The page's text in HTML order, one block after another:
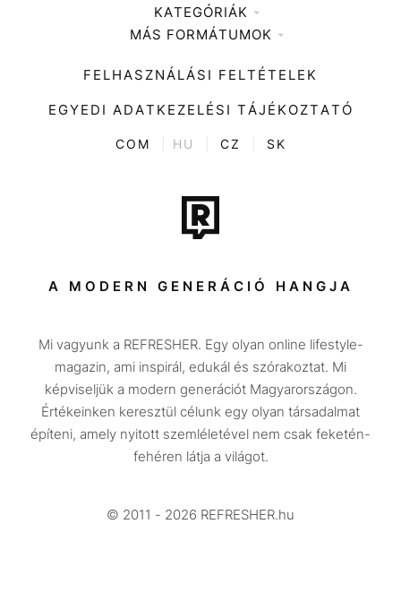
Médiaajánlat
KATEGÓRIÁK
Zene
Divat
Kultúra
ENTR
Tech-Tudomány
Sport
Társadalom
Utazás
Életmód
Design
Beszélgetések
Videó
MÁS FORMÁTUMOK
FELHASZNÁLÁSI FELTÉTELEK
EGYEDI ADATKEZELÉSI TÁJÉKOZTATÓ
COM HU CZ SK
A MODERN GENERÁCIÓ HANGJA
Mi vagyunk a REFRESHER. Egy olyan online lifestyle-
magazin, ami inspirál, edukál és szórakoztat. Mi
képviseljük a modern generációt Magyarországon.
Értékeinken keresztül célunk egy olyan társadalmat
építeni, amely nyitott szemléletével nem csak feketén-
fehéren látja a világot.
© 2011 - 2026 REFRESHER.hu